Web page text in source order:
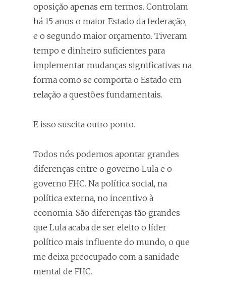
oposição apenas em termos. Controlam
há 15 anos o maior Estado da federação,
e o segundo maior orçamento. Tiveram
tempo e dinheiro suficientes para
implementar mudanças significativas na
forma como se comporta o Estado em
relação a questões fundamentais.
E isso suscita outro ponto.
Todos nós podemos apontar grandes
diferenças entre o governo Lula e o
governo FHC. Na política social, na
política externa, no incentivo à
economia. São diferenças tão grandes
que Lula acaba de ser eleito o líder
político mais influente do mundo, o que
me deixa preocupado com a sanidade
mental de FHC.